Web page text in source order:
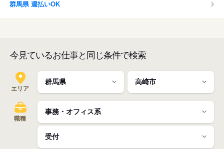
群馬県 週払いOK
今見ているお仕事と同じ条件で検索
エリア
職種